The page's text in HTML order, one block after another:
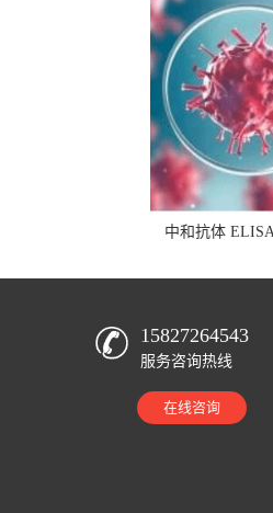
中和抗体
15827264543
服务咨询热线
在线咨询